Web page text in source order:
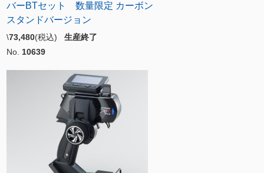
バーBTセット 数量限定 カーボン
スタンドバージョン
\73,480(税込) 生産終了
No. 10639